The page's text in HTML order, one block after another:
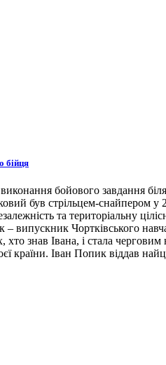
бійця
бойового завдання
був стрільцем-снайпером у
та територіальну
Чортківського
хто знав Івана, і стала
країни. Іван Попик віддав